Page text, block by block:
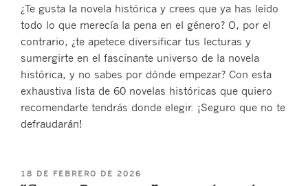
¿Te gusta la novela histórica y crees que ya has leído
todo lo que merecía la pena en el género? O, por el
contrario, ¿te apetece diversificar tus lecturas y
sumergirte en el fascinante universo de la novela
histórica, y no sabes por dónde empezar? Con esta
exhaustiva lista de 60 novelas históricas que quiero
recomendarte tendrás donde elegir. ¡Seguro que no te
defraudarán!
PUBLICADO
18 DE FEBRERO DE 2026